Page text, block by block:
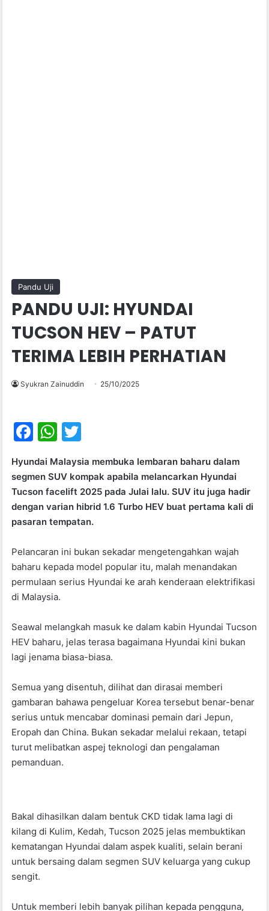
Pandu Uji
PANDU UJI: HYUNDAI
TUCSON HEV – PATUT
TERIMA LEBIH PERHATIAN
Syukran Zainuddin 25/10/2025
F
c
e
b
o
o
k
W
at
s
A
p
p
itt
er
Hyundai Malaysia membuka lembaran baharu dalam
segmen SUV kompak apabila melancarkan Hyundai
Tucson facelift 2025 pada Julai lalu. SUV itu juga hadir
dengan varian hibrid 1.6 Turbo HEV buat pertama kali di
pasaran tempatan.
Pelancaran ini bukan sekadar mengetengahkan wajah
baharu kepada model popular itu, malah menandakan
permulaan serius Hyundai ke arah kenderaan elektrifikasi
di Malaysia.
Seawal melangkah masuk ke dalam kabin Hyundai Tucson
HEV baharu, jelas terasa bagaimana Hyundai kini bukan
lagi jenama biasa-biasa.
Semua yang disentuh, dilihat dan dirasai memberi
gambaran bahawa pengeluar Korea tersebut benar-benar
serius untuk mencabar dominasi pemain dari Jepun,
Eropah dan China. Bukan sekadar melalui rekaan, tetapi
turut melibatkan aspej teknologi dan pengalaman
pemanduan.
Bakal dihasilkan dalam bentuk CKD tidak lama lagi di
kilang di Kulim, Kedah, Tucson 2025 jelas membuktikan
kematangan Hyundai dalam aspek kualiti, selain berani
untuk bersaing dalam segmen SUV keluarga yang cukup
sengit.
Untuk memberi lebih banyak pilihan kepada pengguna,